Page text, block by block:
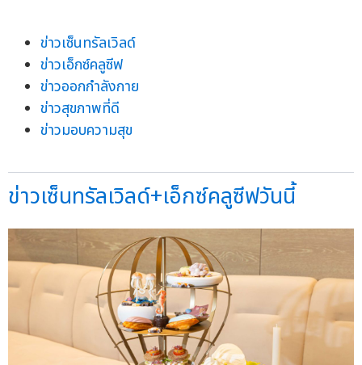
ข่าวเซ็นทรัลเวิลด์
ข่าวเอ็กซ์คลูซีฟ
ข่าวออกกำลังกาย
ข่าวสุขภาพที่ดี
ข่าวมอบความสุข
ข่าวเซ็นทรัลเวิลด์+เอ็กซ์คลูซีฟวันนี้